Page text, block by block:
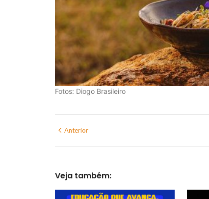
Fotos: Diogo Brasileiro
Anterior
Veja também: